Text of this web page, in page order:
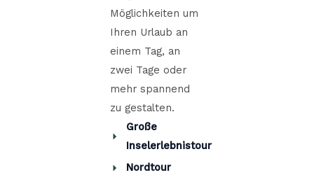
Möglichkeiten um
Ihren Urlaub an
einem Tag, an
zwei Tage oder
mehr spannend
zu gestalten.
Große
Inselerlebnistour
Nordtour